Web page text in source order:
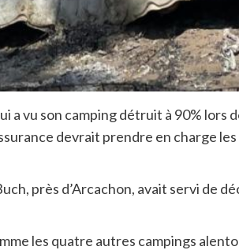
a vu son camping détruit à 90% lors
devrait prendre en charge
près d’Arcachon, avait servi de
les quatre autres campings